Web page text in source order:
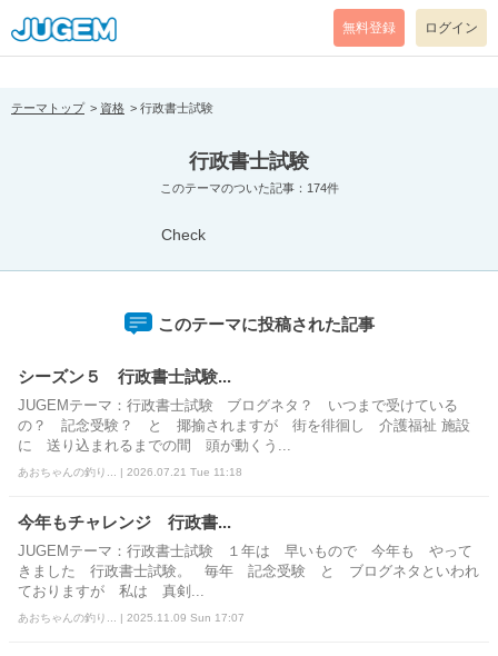
[pear_error: message="Success" code=0 mode=return level=notice
prefix="" info=""]
無料登録 ログイン
テーマトップ 資格 行政書士試験
行政書士試験
このテーマのついた記事：174件
Check
このテーマに投稿された記事
シーズン５ 行政書士試験...
JUGEMテーマ：行政書士試験 ブログネタ？ いつまで受けている
の？ 記念受験？ と 揶揄されますが 街を徘徊し 介護福祉 施設
に 送り込まれるまでの間 頭が動くう...
あおちゃんの釣り... | 2026.07.21 Tue 11:18
今年もチャレンジ 行政書...
JUGEMテーマ：行政書士試験 １年は 早いもので 今年も やって
きました 行政書士試験。 毎年 記念受験 と ブログネタといわれ
ておりますが 私は 真剣...
あおちゃんの釣り... | 2025.11.09 Sun 17:07